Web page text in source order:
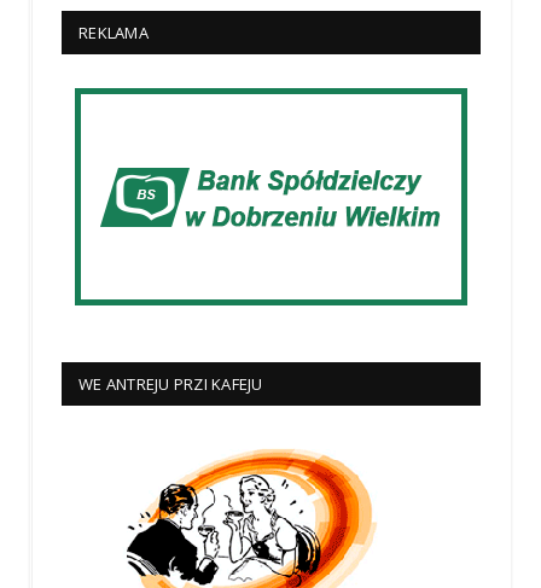
REKLAMA
WE ANTREJU PRZI KAFEJU